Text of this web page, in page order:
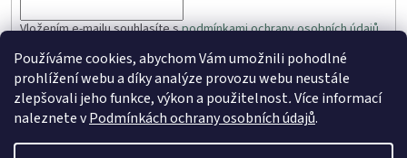
Používáme cookies, abychom Vám umožnili pohodlné
prohlížení webu a díky analýze provozu webu neustále
zlepšovali jeho funkce, výkon a použitelnost.Více informací
naleznete vPodmínkách ochrany osobních údajů.
Vložením e-mailu souhlasíte spodmínkami ochrany osobních údajů
PŘIHLÁSIT SE